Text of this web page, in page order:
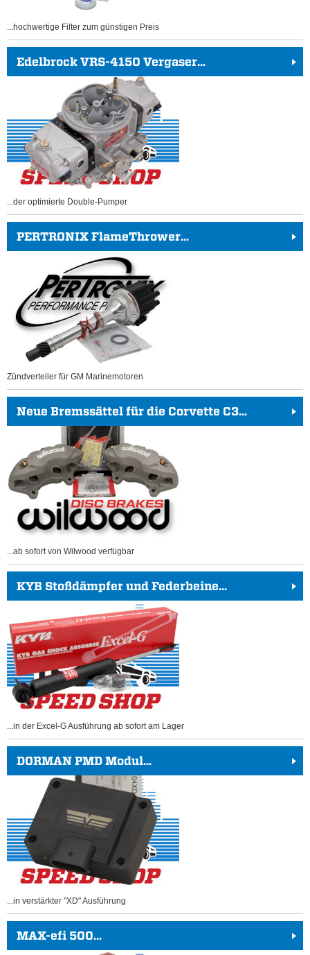
...hochwertige Filter zum günstigen Preis
Edelbrock VRS-4150 Vergaser...
...der optimierte Double-Pumper
PERTRONIX FlameThrower...
Zündverteiler für GM Marinemotoren
Neue Bremssättel für die Corvette C3...
...ab sofort von Wilwood verfügbar
KYB Stoßdämpfer und Federbeine...
...in der Excel-G Ausführung ab sofort am Lager
DORMAN PMD Modul...
...in verstärkter "XD" Ausführung
MAX-efi 500...